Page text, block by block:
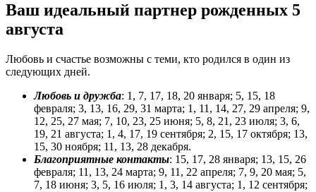
Ваш идеальный партнер рожденных 5
августа
Любовь и счастье возможны с теми, кто родился в один из
следующих дней.
Любовь и дружба: 1, 7, 17, 18, 20 января; 5, 15, 18
февраля; 3, 13, 16, 29, 31 марта; 1, 11, 14, 27, 29 апреля; 9,
12, 25, 27 мая; 7, 10, 23, 25 июня; 5, 8, 21, 23 июля; 3, 6,
19, 21 августа; 1, 4, 17, 19 сентября; 2, 15, 17 октября; 13,
15, 30 ноября; 11, 13, 28 декабря.
Благоприятные контакты: 15, 17, 28 января; 13, 15, 26
февраля; 11, 13, 24 марта; 9, 11, 22 апреля; 7, 9, 20 мая; 5,
7, 18 июня; 3, 5, 16 июля; 1, 3, 14 августа; 1, 12 сентября;